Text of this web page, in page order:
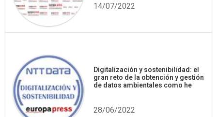
14/07/2022
Digitalización y sostenibilidad: el
gran reto de la obtención y gestión
de datos ambientales como he
28/06/2022